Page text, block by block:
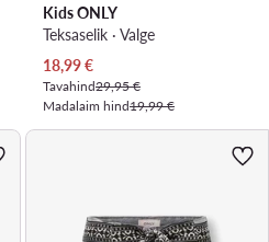
Kids ONLY
Teksaselik · Valge
Praegune hind
18,99€
Tavahind29,95 €
Madalaim hind19,99 €